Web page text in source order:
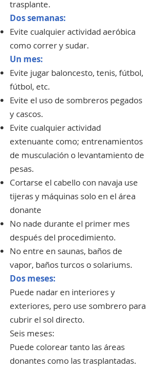
trasplante.
Dos semanas:
Evite cualquier actividad aeróbica
como correr y sudar.
Un mes:
Evite jugar baloncesto, tenis, fútbol, ​​
fútbol, ​​etc.
Evite el uso de sombreros pegados
y cascos.
Evite cualquier actividad
extenuante como; entrenamientos
de musculación o levantamiento de
pesas.
Cortarse el cabello con navaja use
tijeras y máquinas solo en el área
donante
No nade durante el primer mes
después del procedimiento.
No entre en saunas, baños de
vapor, baños turcos o solariums.
Dos meses:
Puede nadar en interiores y
exteriores, pero use sombrero para
cubrir el sol directo.
Seis meses:
Puede colorear tanto las áreas
donantes como las trasplantadas.